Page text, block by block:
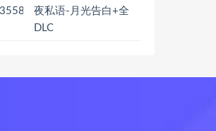
夜私语-月光告白+全
DLC